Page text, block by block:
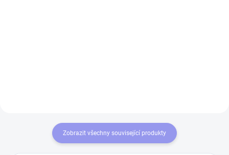
Zobrazit všechny související produkty